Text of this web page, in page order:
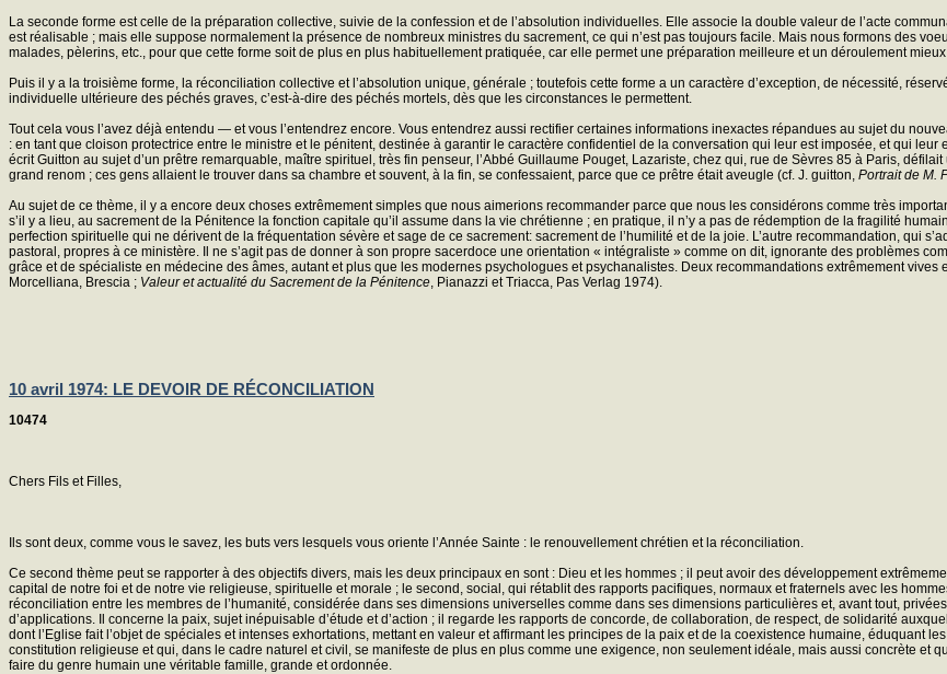
La seconde forme est celle de la préparation collective, suivie de la confession et de l’absolution individuelles. Elle associe la double valeur de l’acte
est réalisable ; mais elle suppose normalement la présence de nombreux ministres du sacrement, ce qui n’est pas toujours facile. Mais nous formons des
malades, pèlerins, etc., pour que cette forme soit de plus en plus habituellement pratiquée, car elle permet une préparation meilleure et un déroulement mieux
Puis il y a la troisième forme, la réconciliation collective et l’absolution unique, générale ; toutefois cette forme a un caractère d’exception, de nécessité,
individuelle ultérieure des péchés graves, c’est-à-dire des péchés mortels, dès que les circonstances le permettent.
Tout cela vous l’avez déjà entendu — et vous l’entendrez encore. Vous entendrez aussi rectifier certaines informations inexactes répandues au sujet du
: en tant que cloison protectrice entre le ministre et le pénitent, destinée à garantir le caractère confidentiel de la conversation qui leur est imposée, et qui
écrit Guitton au sujet d’un prêtre remarquable, maître spirituel, très fin penseur, l’Abbé Guillaume Pouget, Lazariste, chez qui, rue de Sèvres 85 à Paris,
grand renom ; ces gens allaient le trouver dans sa chambre et souvent, à la fin, se confessaient, parce que ce prêtre était aveugle (cf. J. guitton, Portrait de M.
Au sujet de ce thème, il y a encore deux choses extrêmement simples que nous aimerions recommander parce que nous les considérons comme très
s’il y a lieu, au sacrement de la Pénitence la fonction capitale qu’il assume dans la vie chrétienne ; en pratique, il n’y a pas de rédemption de la fragilité
perfection spirituelle qui ne dérivent de la fréquentation sévère et sage de ce sacrement: sacrement de l’humilité et de la joie. L’autre recommandation, qui
pastoral, propres à ce ministère. Il ne s’agit pas de donner à son propre sacerdoce une orientation « intégraliste » comme on dit, ignorante des problèmes
grâce et de spécialiste en médecine des âmes, autant et plus que les modernes psychologues et psychanalistes. Deux recommandations extrêmement vives
Morcelliana, Brescia ; Valeur et actualité du Sacrement de la Pénitence , Pianazzi et Triacca, Pas Verlag 1974).
10 avril 1974: LE DEVOIR DE RÉCONCILIATION
10474
Chers Fils et Filles,
Ils sont deux, comme vous le savez, les buts vers lesquels vous oriente l’Année Sainte : le renouvellement chrétien et la réconciliation.
Ce second thème peut se rapporter à des objectifs divers, mais les deux principaux en sont : Dieu et les hommes ; il peut avoir des développement
capital de notre foi et de notre vie religieuse, spirituelle et morale ; le second, social, qui rétablit des rapports pacifiques, normaux et fraternels avec les
réconciliation entre les membres de l’humanité, considérée dans ses dimensions universelles comme dans ses dimensions particulières et, avant tout,
d’applications. Il concerne la paix, sujet inépuisable d’étude et d’action ; il regarde les rapports de concorde, de collaboration, de respect, de solidarité
dont l’Eglise fait l’objet de spéciales et intenses exhortations, mettant en valeur et affirmant les principes de la paix et de la coexistence humaine, éduquant
constitution religieuse et qui, dans le cadre naturel et civil, se manifeste de plus en plus comme une exigence, non seulement idéale, mais aussi concrète et
faire du genre humain une véritable famille, grande et ordonnée.